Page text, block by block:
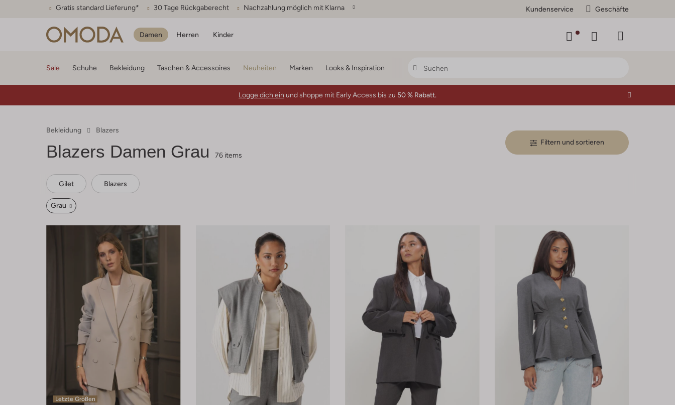
Gratis standard Lieferung* 30 Tage Rückgaberecht Nachzahlung möglich mit Klarna Kundenservice Geschäfte
Damen Herren Kinder
Sale Schuhe Bekleidung Taschen & Accessoires Neuheiten Marken Looks & Inspiration
Logge dich ein und shoppe mit Early Access bis zu 50 % Rabatt.
Bekleidung Blazers
Blazers Damen Grau 76 items
Filtern und sortieren
Gilet Blazers
Grau
Letzte Größen